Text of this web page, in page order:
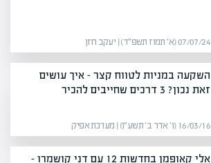
07/07/24 (א׳ תמוז תשפ״ד) | יעקב חזן
השקעה במניות לטווח קצר – איך עושים
זאת נכון? 3 דרכים שחייבים להכיר
16/03/16 (ו׳ אדר ב׳ תשע״ו) | מערכת אפיק
אלי קאופמן בחדשות 12 עם דני קושמרו –